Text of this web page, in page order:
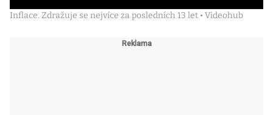
Inflace. Zdražuje se nejvíce za posledních 13 let • Videohub